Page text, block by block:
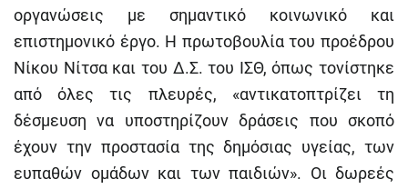
οργανώσεις με σημαντικό κοινωνικό και
επιστημονικό έργο. Η πρωτοβουλία του προέδρου
Νίκου Νίτσα και του Δ.Σ. του ΙΣΘ, όπως τονίστηκε
από όλες τις πλευρές, «αντικατοπτρίζει τη
δέσμευση να υποστηρίζουν δράσεις που σκοπό
έχουν την προστασία της δημόσιας υγείας, των
ευπαθών ομάδων και των παιδιών». Οι δωρεές